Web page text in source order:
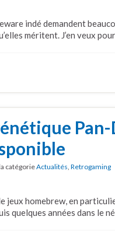
indé demandent
méritent. J’en veux
catégorieActualités, Retrogaming
jeux homebrew, en
quelques années dans le